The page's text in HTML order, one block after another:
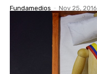
Fundamedios - Nov 25, 2016